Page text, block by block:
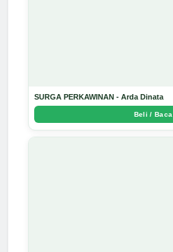
SURGA PERKAWINAN - Arda Dinata
Beli / Baca